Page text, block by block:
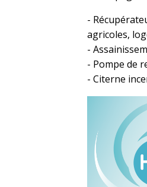
-
agricoles,
-
- Pompe de
- Citerne